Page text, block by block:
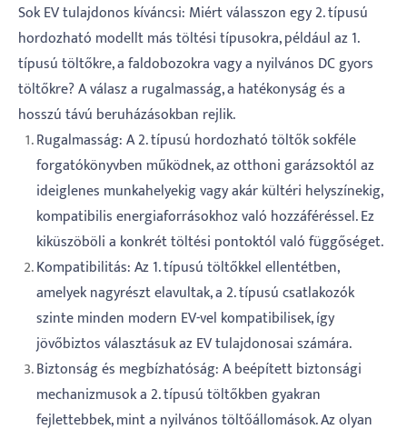
Sok EV tulajdonos kíváncsi: Miért válasszon egy 2. típusú
hordozható modellt más töltési típusokra, például az 1.
típusú töltőkre, a faldobozokra vagy a nyilvános DC gyors
töltőkre? A válasz a rugalmasság, a hatékonyság és a
hosszú távú beruházásokban rejlik.
Rugalmasság: A 2. típusú hordozható töltők sokféle
forgatókönyvben működnek, az otthoni garázsoktól az
ideiglenes munkahelyekig vagy akár kültéri helyszínekig,
kompatibilis energiaforrásokhoz való hozzáféréssel. Ez
kiküszöböli a konkrét töltési pontoktól való függőséget.
Kompatibilitás: Az 1. típusú töltőkkel ellentétben,
amelyek nagyrészt elavultak, a 2. típusú csatlakozók
szinte minden modern EV-vel kompatibilisek, így
jövőbiztos választásuk az EV tulajdonosai számára.
Biztonság és megbízhatóság: A beépített biztonsági
mechanizmusok a 2. típusú töltőkben gyakran
fejlettebbek, mint a nyilvános töltőállomások. Az olyan